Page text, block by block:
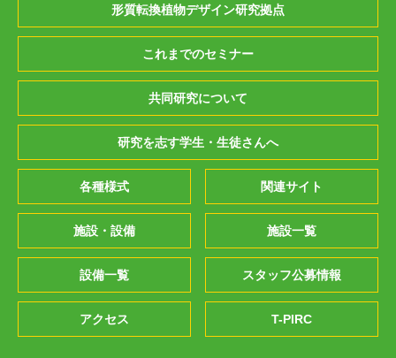
形質転換植物デザイン研究拠点
これまでのセミナー
共同研究について
研究を志す学生・生徒さんへ
各種様式 関連サイト
施設・設備 施設一覧
設備一覧 スタッフ公募情報
アクセス T-PIRC